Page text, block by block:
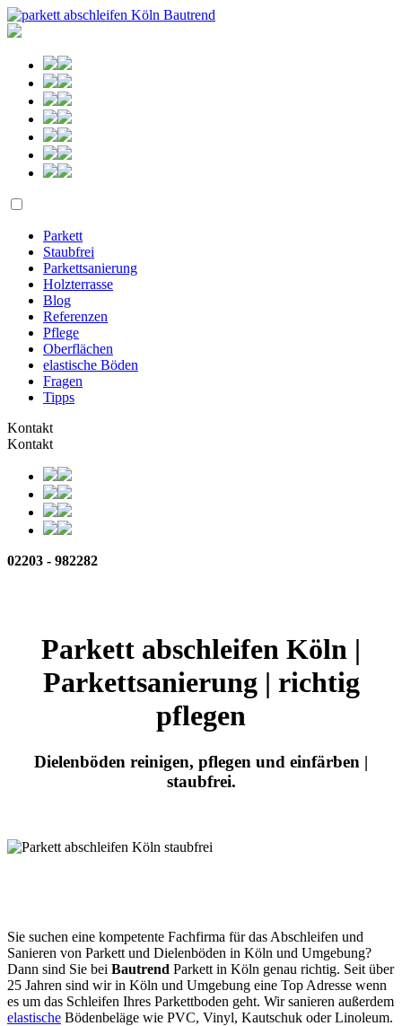
Parkett
Staubfrei
Parkettsanierung
Holzterrasse
Blog
Referenzen
Pflege
Oberflächen
elastische Böden
Fragen
Tipps
Kontakt
Kontakt
02203 - 982282
Parkett abschleifen Köln |
Parkettsanierung | richtig
pflegen
Dielenböden reinigen, pflegen und einfärben |
staubfrei.
Sie suchen eine kompetente Fachfirma für das Abschleifen und
Sanieren von Parkett und Dielenböden in Köln und Umgebung?
Dann sind Sie bei Bautrend Parkett in Köln genau richtig. Seit über
25 Jahren sind wir in Köln und Umgebung eine Top Adresse wenn
es um das Schleifen Ihres Parkettboden geht. Wir sanieren außerdem
elastische Bödenbeläge wie PVC, Vinyl, Kautschuk oder Linoleum.